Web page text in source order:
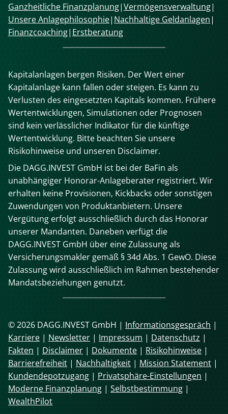
Navigation
überspringen
Ganzheitliche Finanzplanung Vermögensverwaltung
Unsere Anlagephilosophie Nachhaltige Geldanlagen
Finanzcoaching Erstberatung
Kapitalanlagen bergen Risiken. Der Wert einer
Kapitalanlage kann fallen oder steigen. Es kann zu
Verlusten des eingesetzten Kapitals kommen. Frühere
Wertentwicklungen, Simulationen oder Prognosen
sind kein verlässlicher Indikator für die künftige
Wertentwicklung. Bitte beachten Sie unsere
Risikohinweise und unseren Disclaimer.
Die DAGG.INVEST GmbH ist bei der BaFin als
unabhängiger Honorar-Anlageberater registriert. Wir
erhalten keine Provisionen, Kickbacks oder sonstigen
Zuwendungen von Produktanbietern. Unsere
Vergütung erfolgt ausschließlich durch das Honorar
unserer Mandanten. Daneben verfügt die
DAGG.INVEST GmbH über eine Zulassung als
Versicherungsmakler gemäß § 34d Abs. 1 GewO. Diese
Zulassung wird ausschließlich im Rahmen bestehender
Mandatsbeziehungen genutzt.
© 2026 DAGG.INVEST GmbH | Informationsgespräch |
Karriere | Newsletter | Impressum | Datenschutz |
Fakten | Disclaimer | Dokumente | Risikohinweise |
Barrierefreiheit | Nachhaltigkeit | Mission Statement |
Kundendepotzugang | Privatsphäre-Einstellungen |
Moderne Finanzplanung | Selbstbestimmung |
WealthPilot